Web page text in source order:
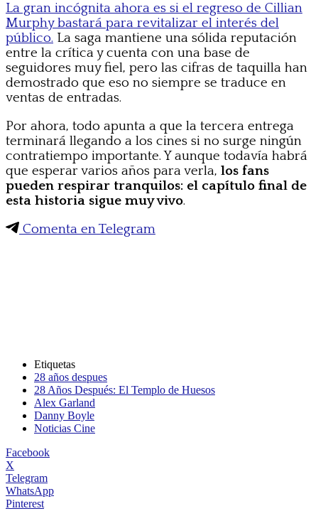
La gran incógnita ahora es si el regreso de Cillian
Murphy bastará para revitalizar el interés del
público. La saga mantiene una sólida reputación
entre la crítica y cuenta con una base de
seguidores muy fiel, pero las cifras de taquilla han
demostrado que eso no siempre se traduce en
ventas de entradas.
Por ahora, todo apunta a que la tercera entrega
terminará llegando a los cines si no surge ningún
contratiempo importante. Y aunque todavía habrá
que esperar varios años para verla, los fans
pueden respirar tranquilos: el capítulo final de
esta historia sigue muy vivo.
Comenta en Telegram
Etiquetas
28 años despues
28 Años Después: El Templo de Huesos
Alex Garland
Danny Boyle
Noticias Cine
Facebook
X
Telegram
WhatsApp
Pinterest